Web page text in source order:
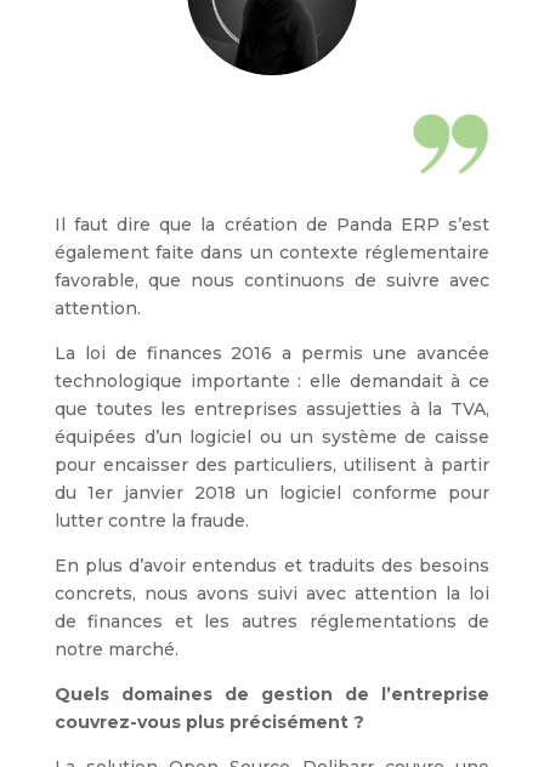
Il faut dire que la création de Panda ERP s’est
également faite dans un contexte réglementaire
favorable, que nous continuons de suivre avec
attention.
La loi de finances 2016 a permis une avancée
technologique importante : elle demandait à ce
que toutes les entreprises assujetties à la TVA,
équipées d’un logiciel ou un système de caisse
pour encaisser des particuliers, utilisent à partir
du 1er janvier 2018 un logiciel conforme pour
lutter contre la fraude.
En plus d’avoir entendus et traduits des besoins
concrets, nous avons suivi avec attention la loi
de finances et les autres réglementations de
notre marché.
Quels domaines de gestion de l’entreprise
couvrez-vous plus précisément ?